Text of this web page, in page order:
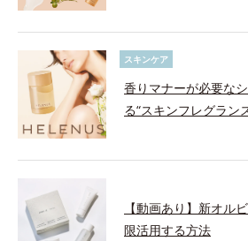
スキンケア
香りマナーが必要な
る“スキンフレグランス
【動画あり】新オル
限活用する方法